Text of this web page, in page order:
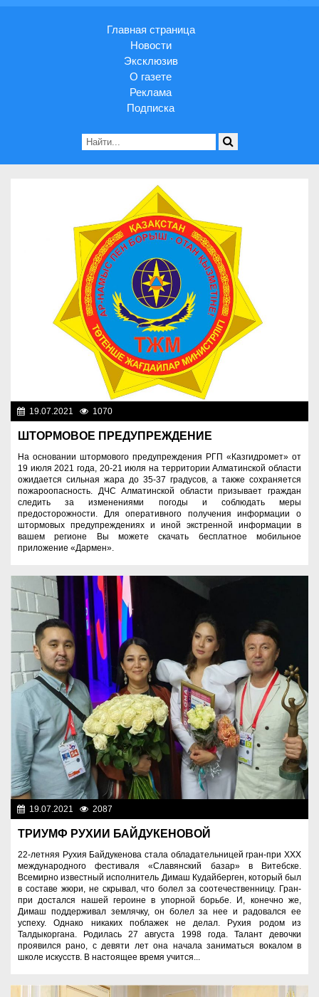
Главная страница
Новости
Эксклюзив
О газете
Реклама
Подписка
19.07.2021 1070
ШТОРМОВОЕ ПРЕДУПРЕЖДЕНИЕ
На основании штормового предупреждения РГП «Казгидромет» от
19 июля 2021 года, 20-21 июля на территории Алматинской области
ожидается сильная жара до 35-37 градусов, а также сохраняется
пожароопасность. ДЧС Алматинской области призывает граждан
следить за изменениями погоды и соблюдать меры
предосторожности. Для оперативного получения информации о
штормовых предупреждениях и иной экстренной информации в
вашем регионе Вы можете скачать бесплатное мобильное
приложение «Дармен».
19.07.2021 2087
ТРИУМФ РУХИИ БАЙДУКЕНОВОЙ
22-летняя Рухия Байдукенова стала обладательницей гран-при XXX
международного фестиваля «Славянский базар» в Витебске.
Всемирно известный исполнитель Димаш Кудайберген, который был
в составе жюри, не скрывал, что болел за соотечественницу. Гран-
при достался нашей героине в упорной борьбе. И, конечно же,
Димаш поддерживал землячку, он болел за нее и радовался ее
успеху. Однако никаких поблажек не делал. Рухия родом из
Талдыкоргана. Родилась 27 августа 1998 года. Талант девочки
проявился рано, с девяти лет она начала заниматься вокалом в
школе искусств. В настоящее время учится...